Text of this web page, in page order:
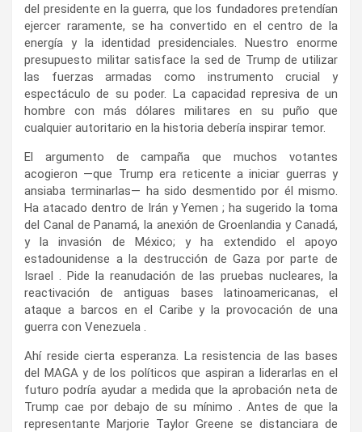
del presidente en la guerra, que los fundadores pretendían
ejercer raramente, se ha convertido en el centro de la
energía y la identidad presidenciales. Nuestro enorme
presupuesto militar satisface la sed de Trump de utilizar
las fuerzas armadas como instrumento crucial y
espectáculo de su poder. La capacidad represiva de un
hombre con más dólares militares en su puño que
cualquier autoritario en la historia debería inspirar temor.
El argumento de campaña que muchos votantes
acogieron —que Trump era reticente a iniciar guerras y
ansiaba terminarlas— ha sido desmentido por él mismo.
Ha atacado dentro de Irán y Yemen ; ha sugerido la toma
del Canal de Panamá, la anexión de Groenlandia y Canadá,
y la invasión de México; y ha extendido el apoyo
estadounidense a la destrucción de Gaza por parte de
Israel . Pide la reanudación de las pruebas nucleares, la
reactivación de antiguas bases latinoamericanas, el
ataque a barcos en el Caribe y la provocación de una
guerra con Venezuela .
Ahí reside cierta esperanza. La resistencia de las bases
del MAGA y de los políticos que aspiran a liderarlas en el
futuro podría ayudar a medida que la aprobación neta de
Trump cae por debajo de su mínimo . Antes de que la
representante Marjorie Taylor Greene se distanciara de